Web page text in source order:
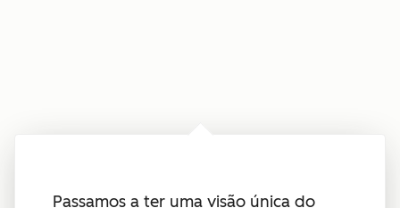
Passamos a ter uma visão única do